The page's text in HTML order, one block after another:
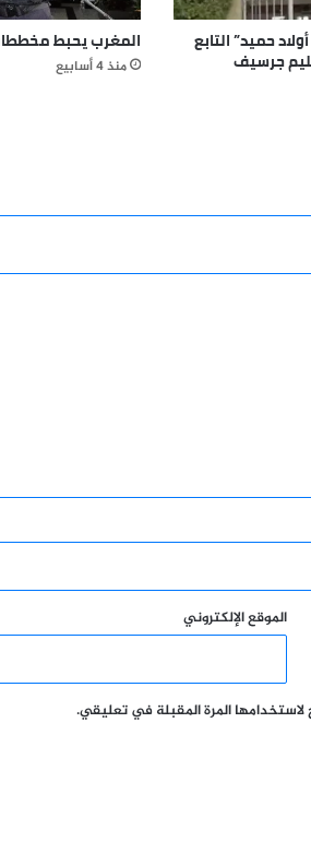
حميد” التابع
جرسيف
المغرب يحبط
منذ 4 أسابيع
الموقع الإلكتروني
المرة المقبلة في تعليقي.